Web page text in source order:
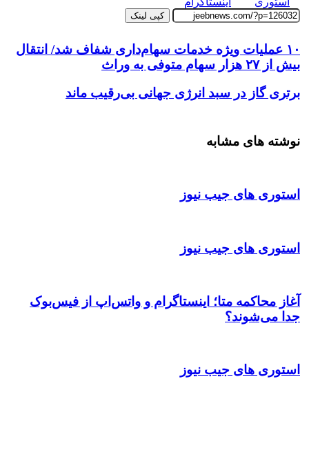
کپی لینک
۱۰ عملیات ویژه خدمات سهام‌داری شفاف شد/ انتقال
بیش از ۲۷ هزار سهام متوفی به وراث
برتری گاز در سبد انرژی جهانی بی‌رقیب ماند
نوشته های مشابه
استوری های جیب نیوز
استوری های جیب نیوز
آغاز محاکمه متا؛ اینستاگرام و واتس‌اپ از فیس‌بوک
جدا می‌شوند؟
استوری های جیب نیوز